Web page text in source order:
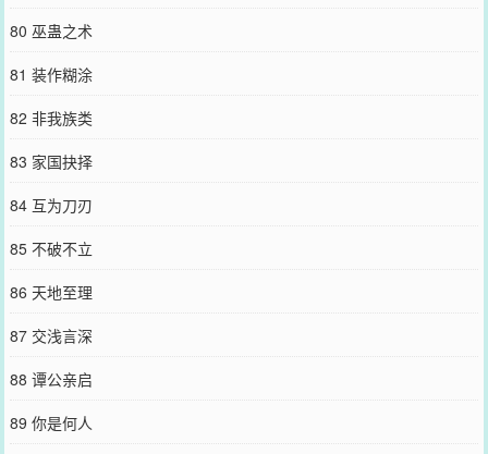
80 巫蛊之术
81 装作糊涂
82 非我族类
83 家国抉择
84 互为刀刃
85 不破不立
86 天地至理
87 交浅言深
88 谭公亲启
89 你是何人